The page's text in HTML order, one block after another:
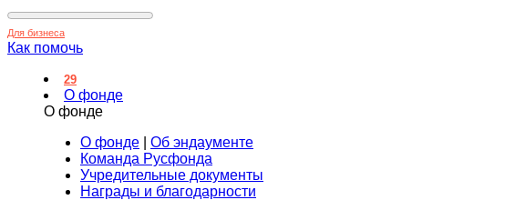
Для бизнеса
Как помочь
29
О фонде
О фонде
О фонде
Об эндаументе
Команда Русфонда
Учредительные документы
Награды и благодарности